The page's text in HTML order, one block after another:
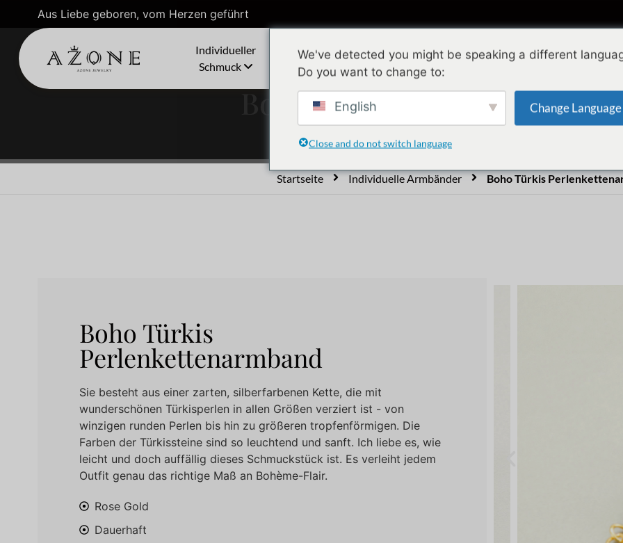
Aus Liebe geboren, vom Herzen geführt
Individueller
Schmuck
Sammlungen Gestaltung Qualität
Boho Türkis
Startseite Individuelle Armbänder Boho Türkis
Boho Türkis
Perlenkettenarmband
Sie besteht aus einer zarten, silberfarbenen Kette, die mit
wunderschönen Türkisperlen in allen Größen verziert ist - von
winzigen runden Perlen bis hin zu größeren tropfenförmigen. Die
Farben der Türkissteine sind so leuchtend und sanft. Ich liebe es, wie
leicht und doch auffällig dieses Schmuckstück ist. Es verleiht jedem
Outfit genau das richtige Maß an Bohème-Flair.
Rose Gold
Dauerhaft
We've detected you might be speaking a different
Do you want to change to:
English Change Language
Close and do not switch language